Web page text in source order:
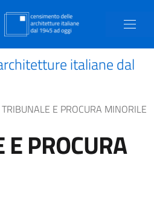
italiane dal
TRIBUNALE E PROCURA MINORILE
PROCURA